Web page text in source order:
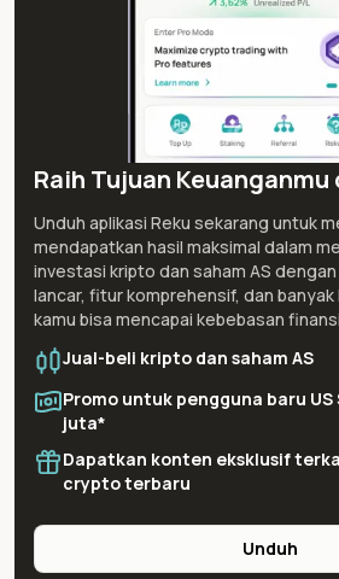
Raih Tujuan Keuanganmu
Unduh aplikasi Reku sekarang untuk
mendapatkan hasil maksimal dalam
investasi kripto dan saham AS
lancar, fitur komprehensif, dan
kamu bisa mencapai kebebasan
Jual-beli kripto dan saham AS
Promo untuk pengguna baru
juta*
Dapatkan konten eksklusif
crypto terbaru
Unduh